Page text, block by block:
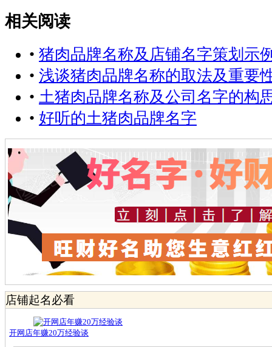
相关阅读
• 猪肉品牌名称及店铺名字策划示
• 浅谈猪肉品牌名称的取法及重要
• 土猪肉品牌名称及公司名字的构
• 好听的土猪肉品牌名字
店铺起名必看
开网店年赚20万经验谈